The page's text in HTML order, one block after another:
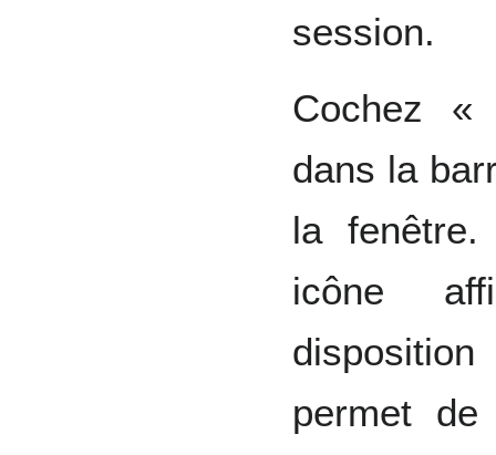
session.
Cochez «
dans la
la
icône
permet